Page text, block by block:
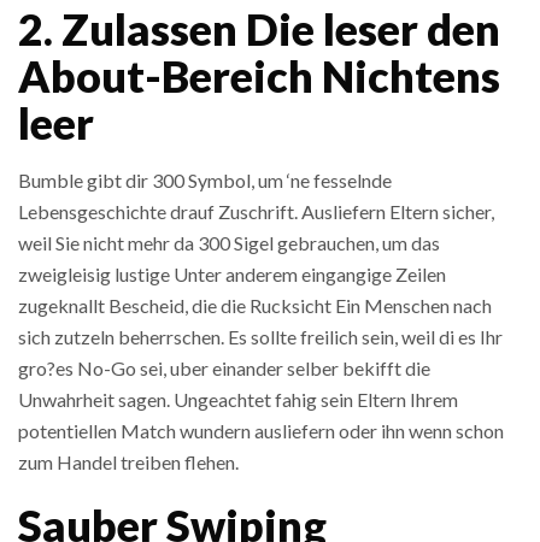
2. Zulassen Die leser den
About-Bereich Nichtens
leer
Bumble gibt dir 300 Symbol, um ‘ne fesselnde
Lebensgeschichte drauf Zuschrift. Ausliefern Eltern sicher,
weil Sie nicht mehr da 300 Sigel gebrauchen, um das
zweigleisig lustige Unter anderem eingangige Zeilen
zugeknallt Bescheid, die die Rucksicht Ein Menschen nach
sich zutzeln beherrschen. Es sollte freilich sein, weil di es Ihr
gro?es No-Go sei, uber einander selber bekifft die
Unwahrheit sagen. Ungeachtet fahig sein Eltern Ihrem
potentiellen Match wundern ausliefern oder ihn wenn schon
zum Handel treiben flehen.
Sauber Swiping